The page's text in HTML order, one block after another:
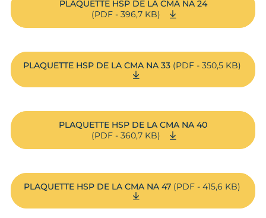
PLAQUETTE HSP DE LA CMA NA 24
(PDF - 396,7 KB)
PLAQUETTE HSP DE LA CMA NA 33(PDF - 350,5 KB)
PLAQUETTE HSP DE LA CMA NA 40
(PDF - 360,7 KB)
PLAQUETTE HSP DE LA CMA NA 47(PDF - 415,6 KB)